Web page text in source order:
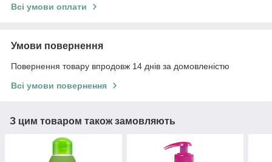
Всі умови оплати
Умови повернення
Повернення товару впродовж 14 днів за домовленістю
Всі умови повернення
З цим товаром також замовляють